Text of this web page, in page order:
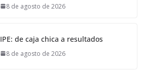
8 de agosto de 2026
IPE: de caja chica a resultados
8 de agosto de 2026